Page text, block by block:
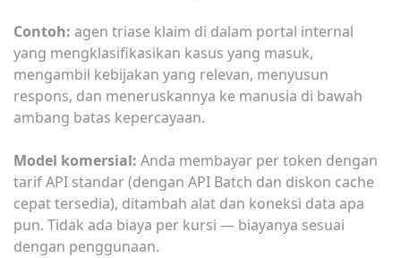
Contoh: agen triase klaim di dalam portal internal
yang mengklasifikasikan kasus yang masuk,
mengambil kebijakan yang relevan, menyusun
respons, dan meneruskannya ke manusia di bawah
ambang batas kepercayaan.
Model komersial: Anda membayar per token dengan
tarif API standar (dengan API Batch dan diskon cache
cepat tersedia), ditambah alat dan koneksi data apa
pun. Tidak ada biaya per kursi — biayanya sesuai
dengan penggunaan.